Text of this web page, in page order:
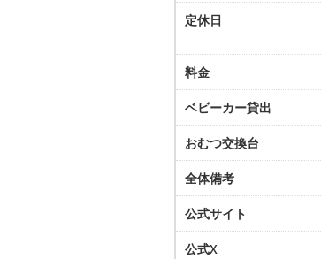
定休日
料金
ベビーカー貸出
おむつ交換台
全体備考
公式サイト
公式X